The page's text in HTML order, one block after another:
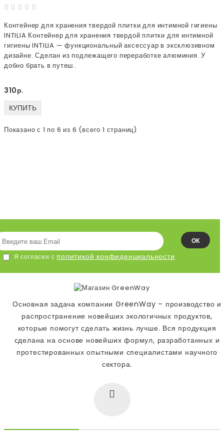
Контейнер для хранения твердой плитки для интимной гигиены
INTILIA Контейнер для хранения твердой плитки для интимной
гигиены INTILIA — функциональный аксессуар в эксклюзивном
дизайне. Сделан из подлежащего переработке алюминия. У
добно брать в путеш..
310р.
КУПИТЬ
Показано с 1 по 6 из 6 (всего 1 страниц)
ОК
Я согласен с политикой конфиденциальности
Основная задача компании GreenWay – производство и
распространение новейших экологичных продуктов,
которые помогут сделать жизнь лучше. Вся продукция
сделана на основе новейших формул, разработанных и
протестированных опытными специалистами научного
сектора.